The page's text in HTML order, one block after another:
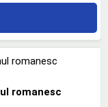
romanesc